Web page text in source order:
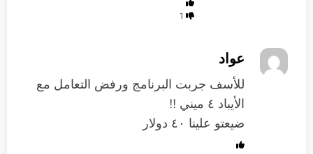
1
عواد
للأسف جربت البرنامج ورفض التعامل مع
الأيباد ٤ ميني !!
ضيعتو علينا ٤٠ دولار